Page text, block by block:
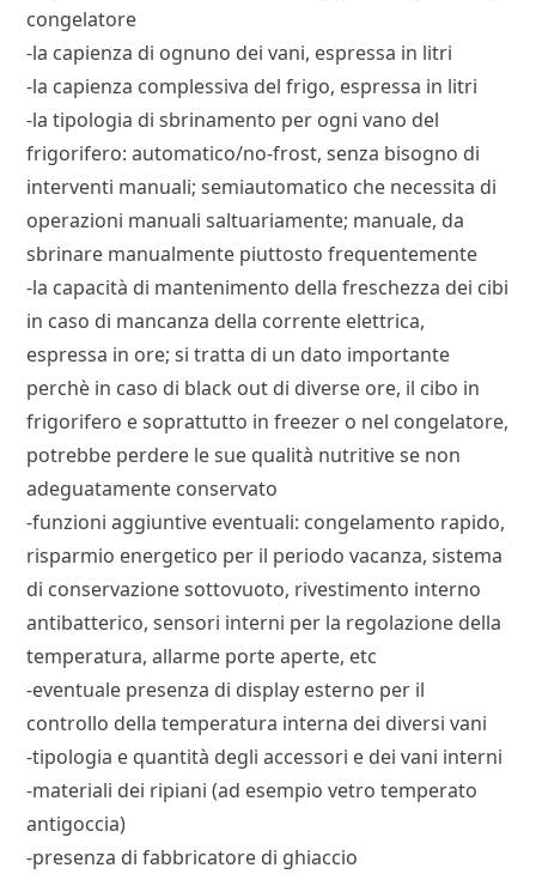
congelatore
-la capienza di ognuno dei vani, espressa in litri
-la capienza complessiva del frigo, espressa in litri
-la tipologia di sbrinamento per ogni vano del
frigorifero: automatico/no-frost, senza bisogno di
interventi manuali; semiautomatico che necessita di
operazioni manuali saltuariamente; manuale, da
sbrinare manualmente piuttosto frequentemente
-la capacità di mantenimento della freschezza dei cibi
in caso di mancanza della corrente elettrica,
espressa in ore; si tratta di un dato importante
perchè in caso di black out di diverse ore, il cibo in
frigorifero e soprattutto in freezer o nel congelatore,
potrebbe perdere le sue qualità nutritive se non
adeguatamente conservato
-funzioni aggiuntive eventuali: congelamento rapido,
risparmio energetico per il periodo vacanza, sistema
di conservazione sottovuoto, rivestimento interno
antibatterico, sensori interni per la regolazione della
temperatura, allarme porte aperte, etc
-eventuale presenza di display esterno per il
controllo della temperatura interna dei diversi vani
-tipologia e quantità degli accessori e dei vani interni
-materiali dei ripiani (ad esempio vetro temperato
antigoccia)
-presenza di fabbricatore di ghiaccio